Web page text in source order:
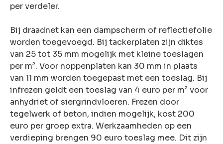
per verdeler.
Bij draadnet kan een dampscherm of reflectiefolie
worden toegevoegd. Bij tackerplaten zijn diktes
van 25 tot 35 mm mogelijk met kleine toeslagen
per m². Voor noppenplaten kan 30 mm in plaats
van 11 mm worden toegepast met een toeslag. Bij
infrezen geldt een toeslag van 4 euro per m² voor
anhydriet of siergrindvloeren. Frezen door
tegelwerk of beton, indien mogelijk, kost 200
euro per groep extra. Werkzaamheden op een
verdieping brengen 90 euro toeslag mee. Dit zijn